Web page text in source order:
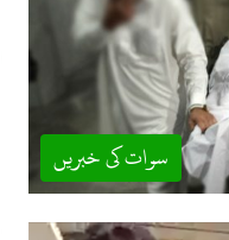
سوات کی خبریں